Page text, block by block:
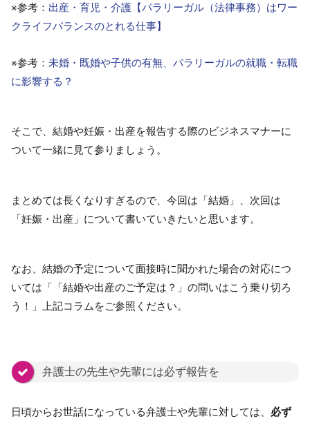
※参考： 出産・育児・介護【パラリーガル（法律事務）はワー
クライフバランスのとれる仕事】
※参考： 未婚・既婚や子供の有無、パラリーガルの就職・転職
に影響する？
そこで、結婚や妊娠・出産を報告する際のビジネスマナーに
ついて一緒に見て参りましょう。
まとめては長くなりすぎるので、今回は「結婚」、次回は
「妊娠・出産」について書いていきたいと思います。
なお、結婚の予定について面接時に聞かれた場合の対応につ
いては「「結婚や出産のご予定は？」の問いはこう乗り切ろ
う！」上記コラムをご参照ください。
弁護士の先生や先輩には必ず報告を
日頃からお世話になっている弁護士や先輩に対しては、 必ず